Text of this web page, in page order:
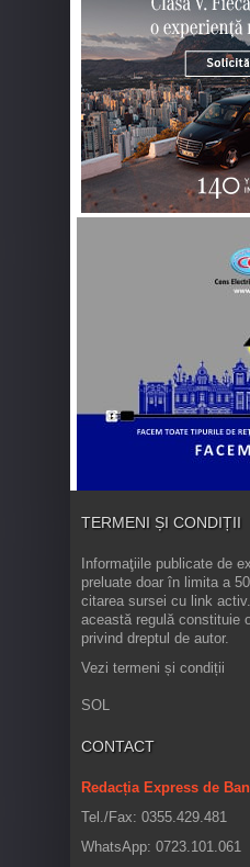
TERMENI ȘI CONDIȚII
Informaţiile publicate de
preluate doar în limita a
citarea sursei cu link
această regulă constituie
privind dreptul de autor.
Vezi termeni și condiții
SOL
CONTACT
Redacția Express de
Tel./Fax: 0355.429.481
WhatsApp: 0723.101.061